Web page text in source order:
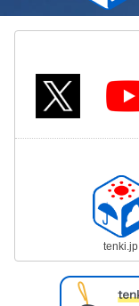
tenki.jp